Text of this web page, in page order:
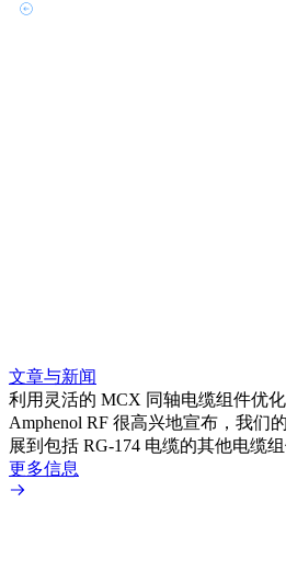
文章与新闻
利用灵活的 MCX 同轴电缆组件优
Amphenol RF 很高兴地宣布，我们
展到包括 RG-174 电缆的其他电缆组
更多信息